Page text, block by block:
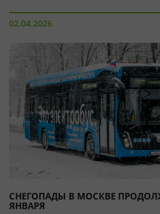
02.04.2026
СНЕГОПАДЫ В МОСКВЕ
ЯНВАРЯ